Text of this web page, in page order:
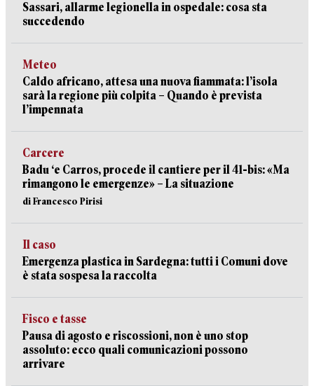
Sassari, allarme legionella in ospedale: cosa sta
succedendo
Meteo
Caldo africano, attesa una nuova fiammata: l’isola
sarà la regione più colpita – Quando è prevista
l’impennata
Carcere
Badu ‘e Carros, procede il cantiere per il 41-bis: «Ma
rimangono le emergenze» – La situazione
di Francesco Pirisi
Il caso
Emergenza plastica in Sardegna: tutti i Comuni dove
è stata sospesa la raccolta
Fisco e tasse
Pausa di agosto e riscossioni, non è uno stop
assoluto: ecco quali comunicazioni possono
arrivare